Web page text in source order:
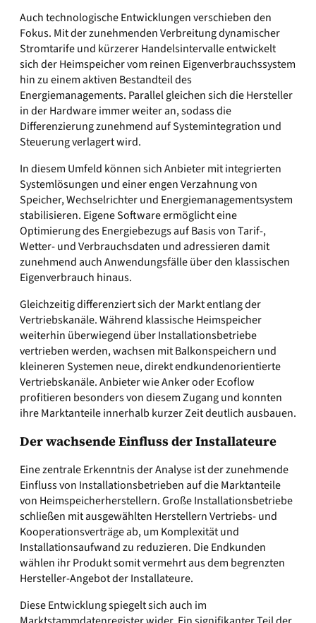
Auch technologische Entwicklungen verschieben den
Fokus. Mit der zunehmenden Verbreitung dynamischer
Stromtarife und kürzerer Handelsintervalle entwickelt
sich der Heimspeicher vom reinen Eigenverbrauchssystem
hin zu einem aktiven Bestandteil des
Energiemanagements. Parallel gleichen sich die Hersteller
in der Hardware immer weiter an, sodass die
Differenzierung zunehmend auf Systemintegration und
Steuerung verlagert wird.
In diesem Umfeld können sich Anbieter mit integrierten
Systemlösungen und einer engen Verzahnung von
Speicher, Wechselrichter und Energiemanagementsystem
stabilisieren. Eigene Software ermöglicht eine
Optimierung des Energiebezugs auf Basis von Tarif-,
Wetter- und Verbrauchsdaten und adressieren damit
zunehmend auch Anwendungsfälle über den klassischen
Eigenverbrauch hinaus.
Gleichzeitig differenziert sich der Markt entlang der
Vertriebskanäle. Während klassische Heimspeicher
weiterhin überwiegend über Installationsbetriebe
vertrieben werden, wachsen mit Balkonspeichern und
kleineren Systemen neue, direkt endkundenorientierte
Vertriebskanäle. Anbieter wie Anker oder Ecoflow
profitieren besonders von diesem Zugang und konnten
ihre Marktanteile innerhalb kurzer Zeit deutlich ausbauen.
Der wachsende Einfluss der Installateure
Eine zentrale Erkenntnis der Analyse ist der zunehmende
Einfluss von Installationsbetrieben auf die Marktanteile
von Heimspeicherherstellern. Große Installationsbetriebe
schließen mit ausgewählten Herstellern Vertriebs- und
Kooperationsverträge ab, um Komplexität und
Installationsaufwand zu reduzieren. Die Endkunden
wählen ihr Produkt somit vermehrt aus dem begrenzten
Hersteller-Angebot der Installateure.
Diese Entwicklung spiegelt sich auch im